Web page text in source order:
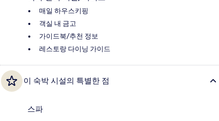
매일 하우스키핑
객실 내 금고
가이드북/추천 정보
레스토랑 다이닝 가이드
이 숙박 시설의 특별한 점
스파